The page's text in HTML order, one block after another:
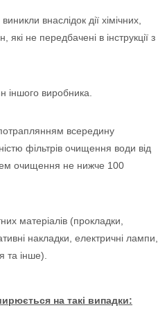
внаслідок дії хімічних,
не передбачені в інструкції з
іншого виробника.
всередину
фільтрів очищення води від
очищення не нижче 100
матеріалів (прокладки,
накладки, електричні лампи,
та інше).
на такі випадки: